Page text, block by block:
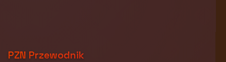
PZN Przewodnik